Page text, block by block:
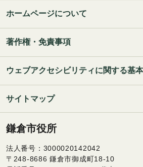
ホームページについて
著作権・免責事項
ウェブアクセシビリティに関する基
サイトマップ
鎌倉市役所
法人番号：3000020142042
〒248-8686 鎌倉市御成町18-10